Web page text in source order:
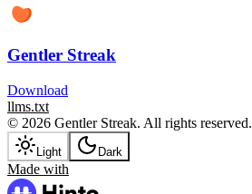
Gentler Streak
Download
llms.txt
© 2026 Gentler Streak. All rights reserved.
Light Dark
Made with